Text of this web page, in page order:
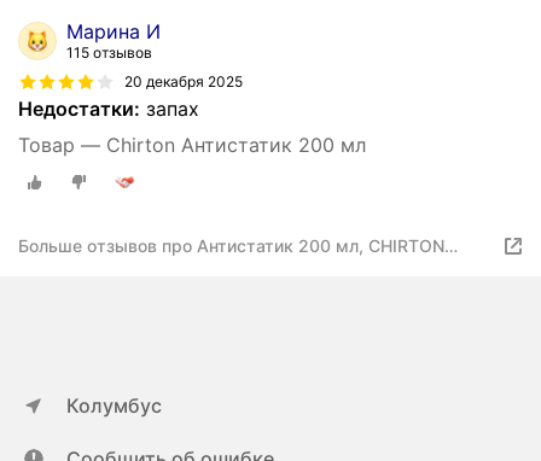
Марина И
115 отзывов
20 декабря 2025
Недостатки: запах
Товар — Chirton Антистатик 200 мл
Больше отзывов про Антистатик 200 мл, CHIRTON
Колумбус